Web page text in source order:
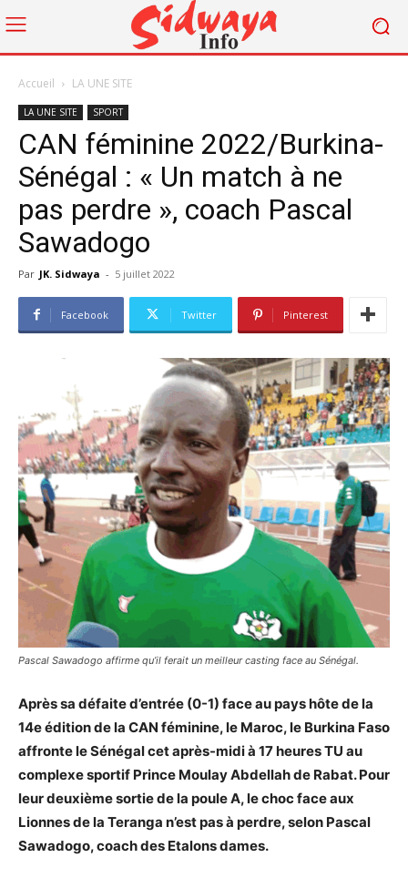
Accueil LA UNE SITE
LA UNE SITE SPORT
CAN féminine 2022/Burkina-
Sénégal : « Un match à ne
pas perdre », coach Pascal
Sawadogo
Par JK. Sidwaya - 5 juillet 2022
Facebook Twitter Pinterest
Pascal Sawadogo affirme qu’il ferait un meilleur casting face au Sénégal.
Après sa défaite d’entrée (0-1) face au pays hôte de la
14e édition de la CAN féminine, le Maroc, le Burkina Faso
affronte le Sénégal cet après-midi à 17 heures TU au
complexe sportif Prince Moulay Abdellah de Rabat. Pour
leur deuxième sortie de la poule A, le choc face aux
Lionnes de la Teranga n’est pas à perdre, selon Pascal
Sawadogo, coach des Etalons dames.